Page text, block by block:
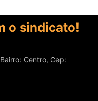
o sindicato!
Centro, Cep: